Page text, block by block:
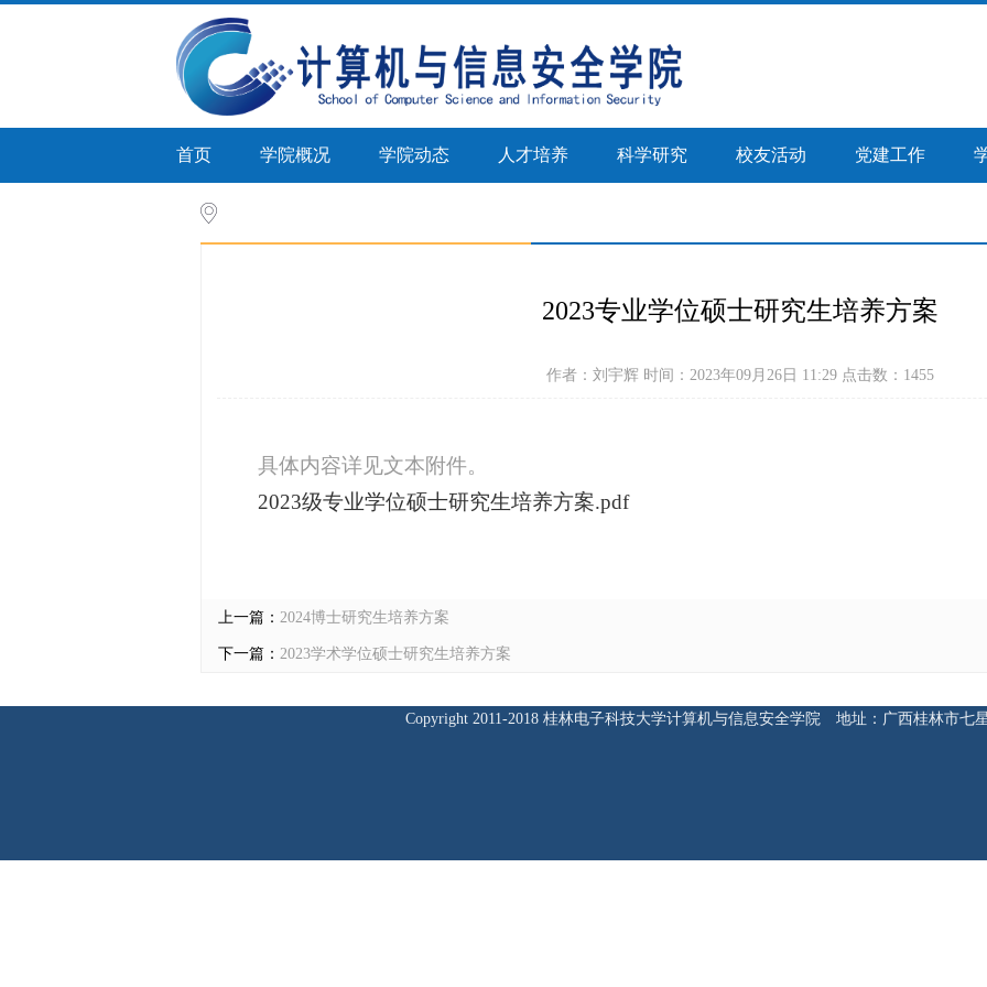
首页 学院概况 学院动态 人才培养 科学研究 校友活动 党建工作
2023专业学位硕士研究生培养方案
作者：刘宇辉 时间：2023年09月26日 11:29 点击数： 1455
具体内容详见文本附件。
2023级专业学位硕士研究生培养方案.pdf
上一篇： 2024博士研究生培养方案
下一篇： 2023学术学位硕士研究生培养方案
Copyright 2011-2018 桂林电子科技大学计算机与信息安全学院 地址：广西桂林市七